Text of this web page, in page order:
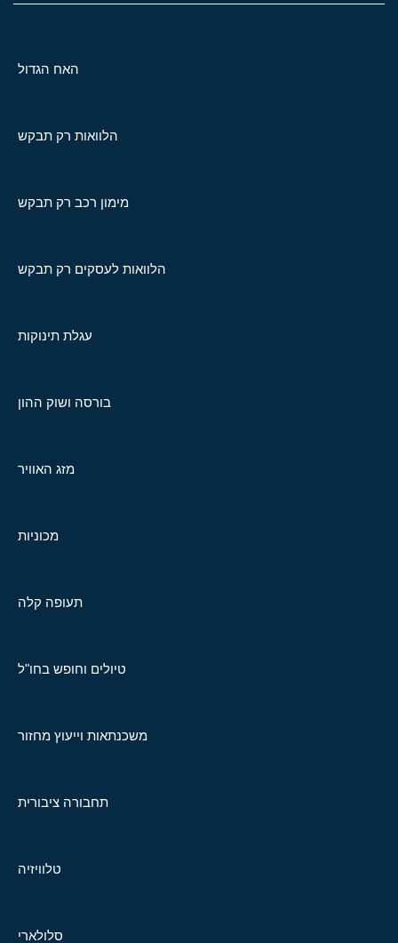
האח הגדול
הלוואות רק תבקש
מימון רכב רק תבקש
הלוואות לעסקים רק תבקש
עגלת תינוקות
בורסה ושוק ההון
מזג האוויר
מכוניות
תעופה קלה
טיולים וחופש בחו"ל
משכנתאות וייעוץ מחזור
תחבורה ציבורית
טלוויזיה
סלולארי